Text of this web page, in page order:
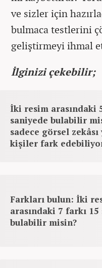
ve sizler için
bulmaca testlerini
geliştirmeyi ihmal
İlginizi çekebilir;
İki resim arasındaki
saniyede bulabilir
sadece görsel
kişiler fark
Farkları bulun: İki
arasındaki 7 farkı
bulabilir misin?